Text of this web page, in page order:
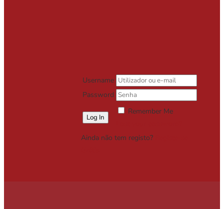
Username
Password
Remember Me
Ainda não tem registo?